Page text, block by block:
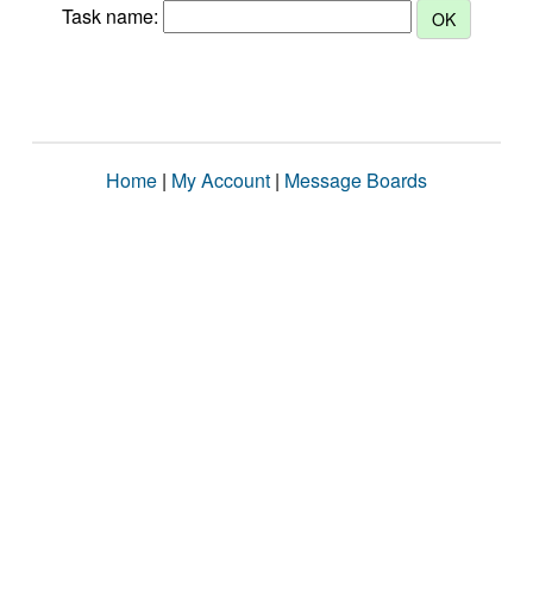
Task name:
Home | My Account | Message Boards